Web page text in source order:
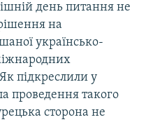
день питання не
на
українсько-
підкреслили у
проведення такого
сторона не